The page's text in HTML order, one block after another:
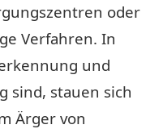
oder
Verfahren. In
und
sind, stauen sich
Ärger von